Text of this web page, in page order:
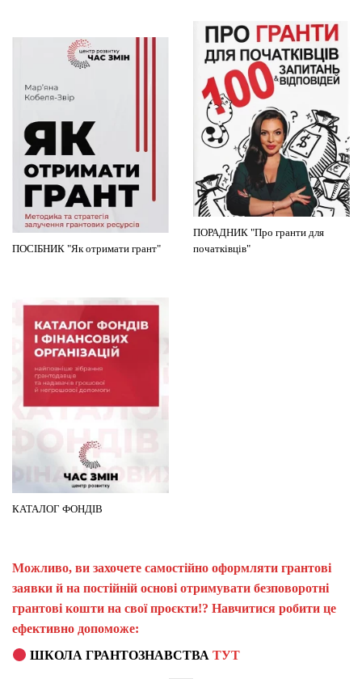
ПОРАДНИК "Про гранти для
початківців"
ПОСІБНИК "Як отримати грант"
КАТАЛОГ ФОНДІВ
Можливо, ви захочете самостійно оформляти грантові
заявки й на постійній основі отримувати безповоротні
грантові кошти на свої проєкти!? Навчитися робити це
ефективно допоможе:
ШКОЛА ГРАНТОЗНАВСТВАТУТ